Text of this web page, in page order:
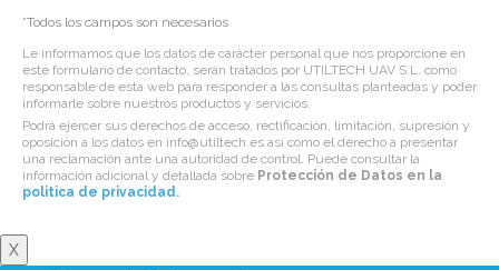
*Todos los campos son necesarios
Le informamos que los datos de carácter personal que nos proporcione en
este formulario de contacto, serán tratados por UTILTECH UAV S.L. como
responsable de esta web para responder a las consultas planteadas y poder
informarle sobre nuestros productos y servicios.
Podrá ejercer sus derechos de acceso, rectificación, limitación, supresión y
oposición a los datos en info@utiltech.es así como el derecho a presentar
una reclamación ante una autoridad de control. Puede consultar la
información adicional y detallada sobre Protección de Datos en la
politica de privacidad.
X